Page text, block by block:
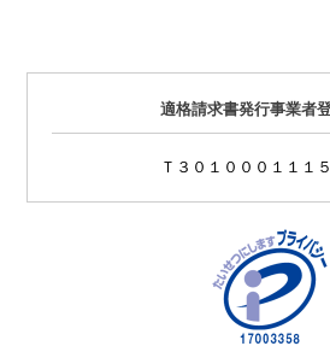
適格請求書発行事業者
Ｔ３０１０００１１１